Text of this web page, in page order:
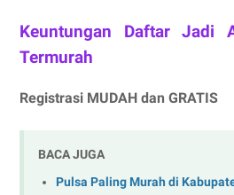
Keuntungan Daftar Jadi
Termurah
Registrasi MUDAH dan GRATIS
BACA JUGA
Pulsa Paling Murah di